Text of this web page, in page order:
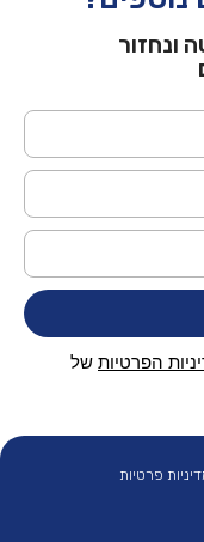
ונחזור
הפרטיות של
פרטיות